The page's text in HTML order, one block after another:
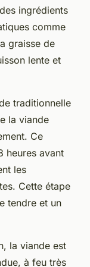
ingrédients
comme
graisse de
lente et
traditionnelle
la viande
Ce
heures avant
les
Cette étape
tendre et un
la viande est
à feu très